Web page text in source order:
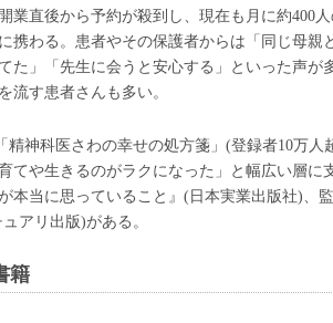
業直後から予約が殺到し、現在も月に約400
携わる。患者やその保護者からは「同じ母親
た」「先生に会うと安心する」といった声が
流す患者さんも多い。
精神科医さわの幸せの処方箋」(登録者10万
てや生きるのがラクになった」と幅広い層に
が本当に思っていること』(日本実業出版社)、
アリ出版)がある。
籍